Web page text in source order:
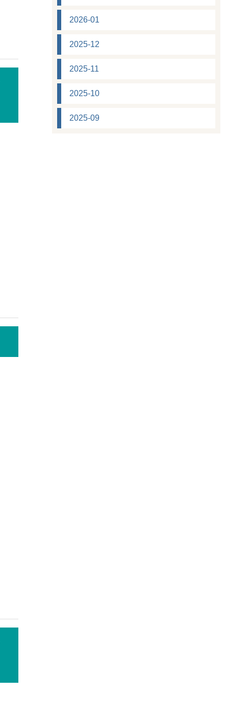
2026-01
2025-12
2025-11
2025-10
2025-09